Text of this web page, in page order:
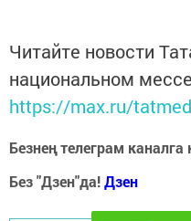
Читайте новости
национальном
https://max.ru/
Безнең телеграм
Без "Дзен"да!Дзен